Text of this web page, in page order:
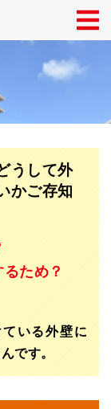
うして外
かご存知
るため？
いる外壁に
です。